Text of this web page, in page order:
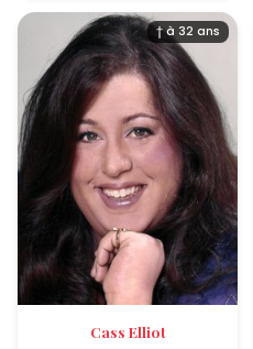
† à 32 ans
Cass Elliot